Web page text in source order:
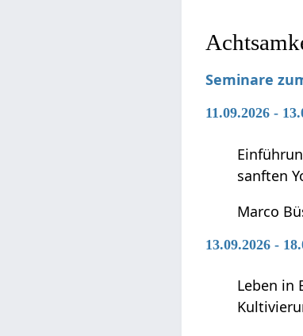
Seminare
11.09.2026 -
sanften
Marco
13.09.2026 -
Leben in